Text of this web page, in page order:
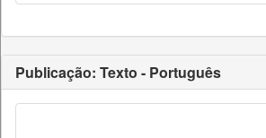
Publicação: Texto - Português